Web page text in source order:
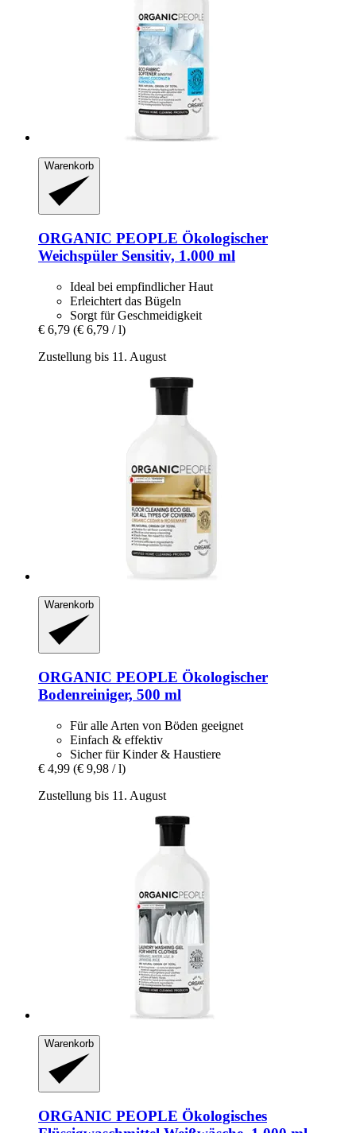
Warenkorb
ORGANIC PEOPLE Ökologischer
Weichspüler Sensitiv, 1.000 ml
Ideal bei empfindlicher Haut
Erleichtert das Bügeln
Sorgt für Geschmeidigkeit
€ 6,79 (€ 6,79 / l)
Zustellung bis 11. August
Warenkorb
ORGANIC PEOPLE Ökologischer
Bodenreiniger, 500 ml
Für alle Arten von Böden geeignet
Einfach & effektiv
Sicher für Kinder & Haustiere
€ 4,99 (€ 9,98 / l)
Zustellung bis 11. August
Warenkorb
ORGANIC PEOPLE Ökologisches